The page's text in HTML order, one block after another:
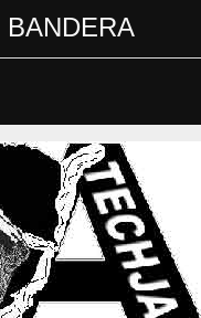
BANDERA